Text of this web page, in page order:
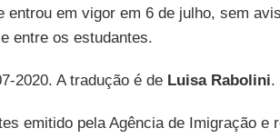
entrou em vigor em 6 de julho, sem
entre os estudantes.
2020. A tradução é de Luisa Rabolini.
emitido pela Agência de Imigração e